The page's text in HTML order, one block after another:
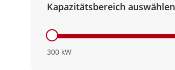
Kapazitätsbereich auswählen
300 kW